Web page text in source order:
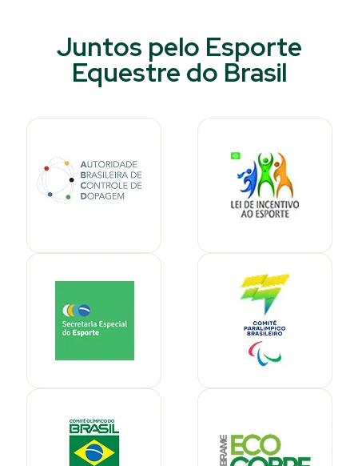
Juntos pelo Esporte
Equestre do Brasil